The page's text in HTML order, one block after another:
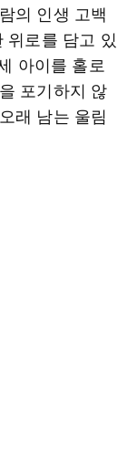
의 인생 고백
위로를 담고 있
아이를 홀로
포기하지 않
래 남는 울림